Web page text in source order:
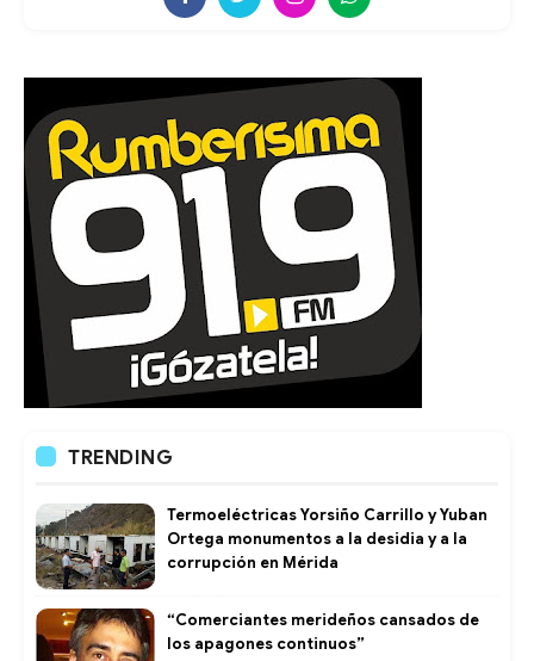
TRENDING
Termoeléctricas Yorsiño Carrillo y Yuban
Ortega monumentos a la desidia y a la
corrupción en Mérida
“Comerciantes merideños cansados de
los apagones continuos”